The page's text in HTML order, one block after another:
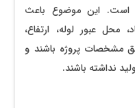
این موضوع باعث
محل عبور لوله، ارتفاع،
مشخصات پروژه باشند و
نداشته باشند.